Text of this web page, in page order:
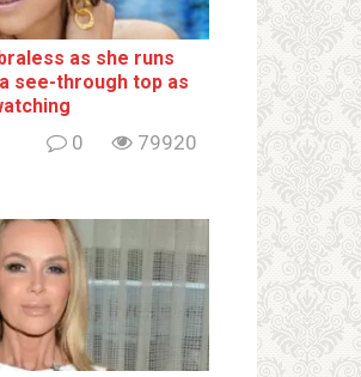
as she runs
see-through top as
0 79920